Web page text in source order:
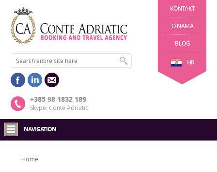
KONTAKT
O NAMA
BLOG
HR
+385 98 1832 189
Skype: Conte Adriatic
NAVIGATION
Home